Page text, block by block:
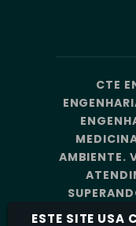
CTE
AMBIENTE.
ESTE SITE USA